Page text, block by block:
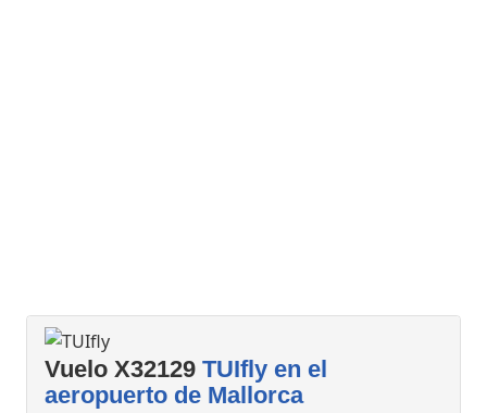
Vuelo X32129 TUIfly en el
aeropuerto de Mallorca